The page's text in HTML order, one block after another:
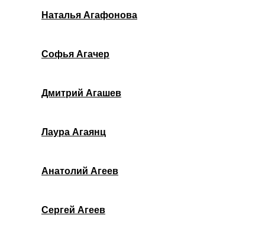
Наталья Агафонова
Софья Агачер
Дмитрий Агашев
Лаура Агаянц
Анатолий Агеев
Сергей Агеев